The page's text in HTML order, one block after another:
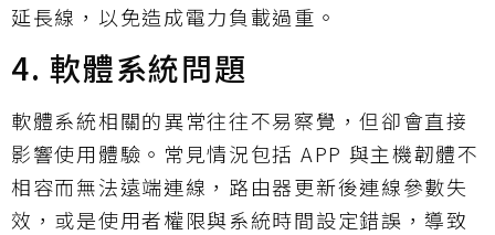
延長線，以免造成電力負載過重。
4. 軟體系統問題
軟體系統相關的異常往往不易察覺，但卻會直接
影響使用體驗。常見情況包括 APP 與主機韌體不
相容而無法遠端連線，路由器更新後連線參數失
效，或是使用者權限與系統時間設定錯誤，導致